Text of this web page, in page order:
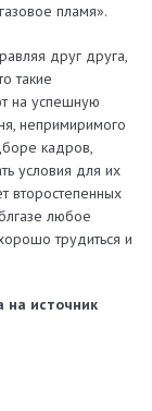
пламя».
друг друга,
такие
на успешную
непримиримого
кадров,
условия для их
второстепенных
любое
трудиться и
на источник